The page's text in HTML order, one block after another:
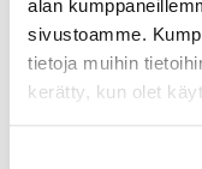
alan
sivustoamme.
tietoja muihin
kerätty, kun olet